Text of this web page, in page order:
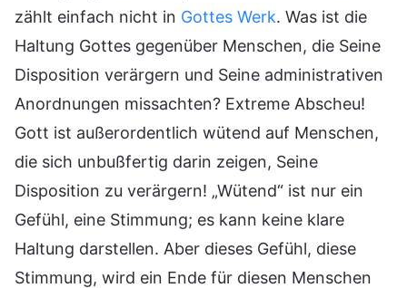
zählt einfach nicht in Gottes Werk. Was ist die
Haltung Gottes gegenüber Menschen, die Seine
Disposition verärgern und Seine administrativen
Anordnungen missachten? Extreme Abscheu!
Gott ist außerordentlich wütend auf Menschen,
die sich unbußfertig darin zeigen, Seine
Disposition zu verärgern! „Wütend“ ist nur ein
Gefühl, eine Stimmung; es kann keine klare
Haltung darstellen. Aber dieses Gefühl, diese
Stimmung, wird ein Ende für diesen Menschen